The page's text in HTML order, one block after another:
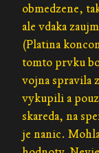
obmedzene,
ale vdaka
(Platina
tomto prvku
vojna spravila
vykupili a
skareda, na
je nanic.